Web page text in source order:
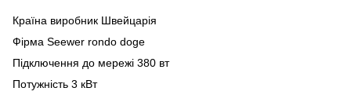
Країна виробник Швейцарія
Фірма Seewer rondo doge
Підключення до мережі 380 вт
Потужність 3 кВт